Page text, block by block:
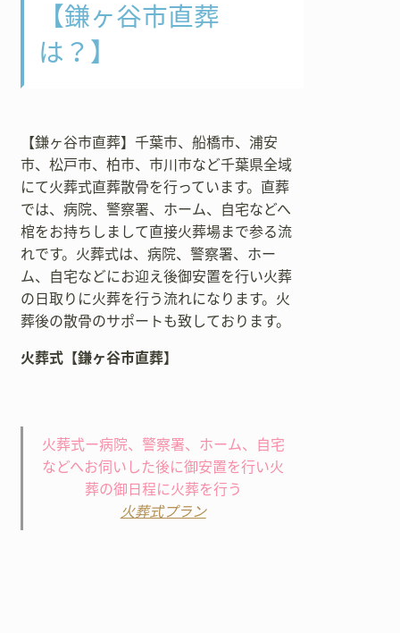
【鎌ヶ谷市直葬
は？】
【鎌ヶ谷市直葬】千葉市、船橋市、浦安
市、松戸市、柏市、市川市など千葉県全域
にて火葬式直葬散骨を行っています。直葬
では、病院、警察署、ホーム、自宅などへ
棺をお持ちしまして直接火葬場まで参る流
れです。火葬式は、病院、警察署、ホー
ム、自宅などにお迎え後御安置を行い火葬
の日取りに火葬を行う流れになります。火
葬後の散骨のサポートも致しております。
火葬式【鎌ヶ谷市直葬】
火葬式ー病院、警察署、ホーム、自宅
などへお伺いした後に御安置を行い火
葬の御日程に火葬を行う
火葬式プラン